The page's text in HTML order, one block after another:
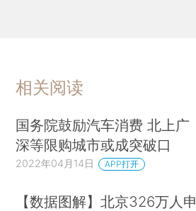
相关阅读
国务院鼓励汽车消费 北上广
深等限购城市或成突破口
2022年04月14日 APP打开
【数据图解】北京326万人申